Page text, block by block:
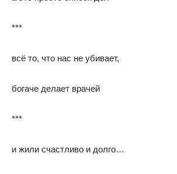
***
всё то, что нас не убивает,
богаче делает врачей
***
и жили счастливо и долго…